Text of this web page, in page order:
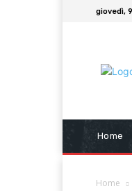
giovedì,
Home
Home